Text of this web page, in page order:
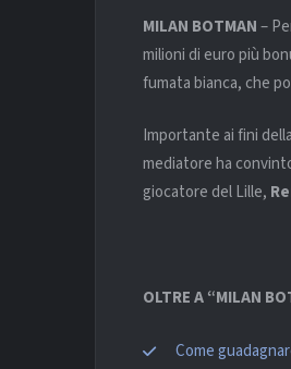
MILAN BOTMAN–
milioni di euro più
fumata bianca, che
Importante ai fini
mediatore ha
giocatore del Lille,
OLTRE A “MILAN
Come